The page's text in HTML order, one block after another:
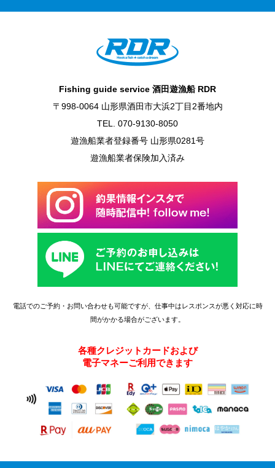
Fishing guide service 酒田遊漁船 RDR
〒998-0064 山形県酒田市大浜2丁目2番地内
TEL. 070-9130-8050
遊漁船業者登録番号 山形県0281号
遊漁船業者保険加入済み
電話でのご予約・お問い合わせも可能ですが、仕事中はレスポンスが悪く対応に時
間がかかる場合がございます。
各種クレジットカードおよび
電子マネーご利用できます